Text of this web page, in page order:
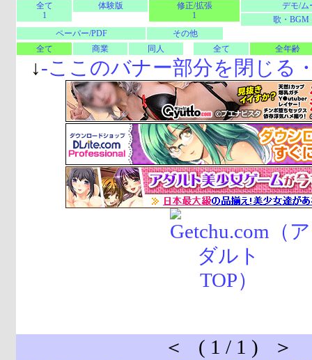
全て
1
体験版
修正/拡張
1
デモ/ム
歌・BGM
ペーパー/PDF
その他
全て
商業 同人 全て 全年齢
↓-ここのバナー部分を閉じる
＜ ( 1 / 1 ) ＞